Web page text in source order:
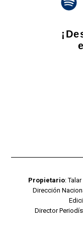
Propietario:
Dirección
Director